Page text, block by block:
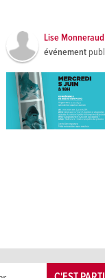
Lise Monneraud
événement